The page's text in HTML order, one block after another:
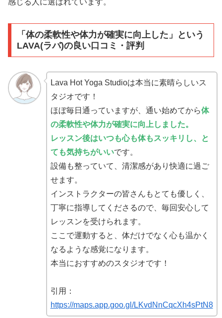
感じる人に選ばれています。
「体の柔軟性や体力が確実に向上した」という
LAVA(ラバ)の良い口コミ・評判
Lava Hot Yoga Studioは本当に素晴らしいス
タジオです！
ほぼ毎日通っていますが、通い始めてから体
の柔軟性や体力が確実に向上しました。
レッスン後はいつも心も体もスッキリし、と
ても気持ちがいいです。
設備も整っていて、清潔感があり快適に過ご
せます。
インストラクターの皆さんもとても優しく、
丁寧に指導してくださるので、毎回安心して
レッスンを受けられます。
ここで運動すると、体だけでなく心も温かく
なるような感覚になります。
本当におすすめのスタジオです！
引用：
https://maps.app.goo.gl/LKvdNnCqcXh4sPtN8